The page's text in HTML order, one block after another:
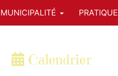
MUNICIPALITÉ PRATIQUE
Calendrier